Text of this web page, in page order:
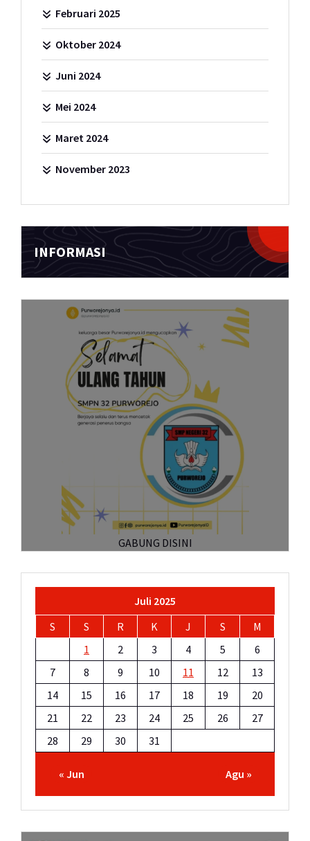
Februari 2025
Oktober 2024
Juni 2024
Mei 2024
Maret 2024
November 2023
INFORMASI
GABUNG DISINI
Juli 2025
S
S R K J S
M
1
2 3 4 5
6
7
8 9 10 11 12
13
14
15 16 17 18 19
20
21
22 23 24 25 26
27
28
29 30 31
« Jun Agu »